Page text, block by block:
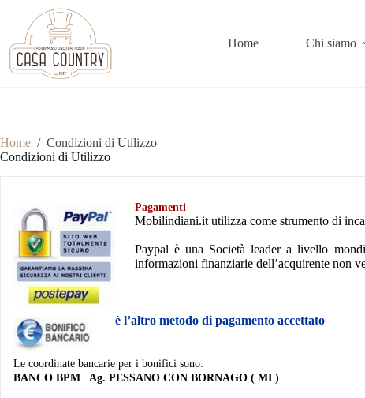
contenuto
Home Chi siamo
Home / Condizioni di Utilizzo
Condizioni di Utilizzo
Pagamenti
Mobilindiani.it utilizza come strumento di
Paypal è una Società leader a livello
informazioni finanziarie dell’acquirente non
è l’altro metodo di pagamento accettato
Le coordinate bancarie per i bonifici sono:
BANCO BPM Ag. PESSANO CON BORNAGO ( MI )